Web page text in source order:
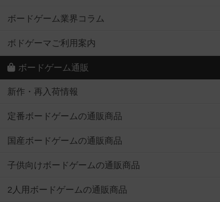
ボードゲーム業界コラム
ボドゲーマご利用案内
ボードゲーム通販
新作・再入荷情報
定番ボードゲームの通販商品
国産ボードゲームの通販商品
子供向けボードゲームの通販商品
2人用ボードゲームの通販商品